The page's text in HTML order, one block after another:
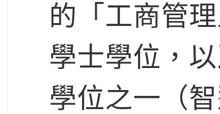
的「工商管
學士學位，
學位之一（